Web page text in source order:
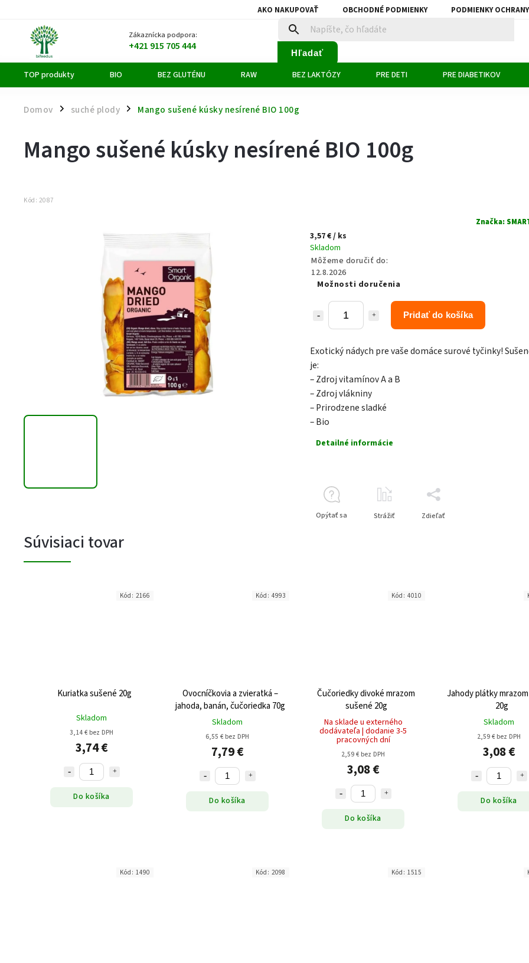
AKO NAKUPOVAŤ OBCHODNÉ PODMIENKY PODMIENKY
Zákaznícka podpora:
+421 915 705 444 Hľadať
TOP produkty BIO BEZ GLUTÉNU RAW BEZ LAKTÓZY PRE DETI PRE DIABETIKOV
Domov / suché plody / Mango sušené kúsky nesírené BIO 100g
Mango sušené kúsky nesírené BIO 100g
Kód: 2087
Značka:
3,57 €/ ks
Skladom
Môžeme doručiť do:
12.8.2026
Možnosti doručenia
Pridať do košíka
Exotický nádych pre vaše domáce surové tyčinky!
je:
– Zdroj vitamínov A a B
– Zdroj vlákniny
– Prirodzene sladké
– Bio
Detailné informácie
Opýtať sa Strážiť Zdieľať
Súvisiaci tovar
Kuriatka sušené 20g
Skladom
3,14 € bez DPH
3,74 €
Do košíka
Kód: 2166
Ovocníčkovia a zvieratká –
jahoda, banán, čučoriedka 70g
Skladom
6,55 € bez DPH
7,79 €
Do košíka
Kód: 4993
Čučoriedky divoké mrazom
sušené 20g
Na sklade u externého
dodávateľa | dodanie 3-5
pracovných dní
2,59 € bez DPH
3,08 €
Do košíka
Kód: 4010
Jahody plátky
20g
Skladom
2,59 € bez DPH
3,08 €
Do košíka
Kód: 1490 Kód: 2098 Kód: 1515